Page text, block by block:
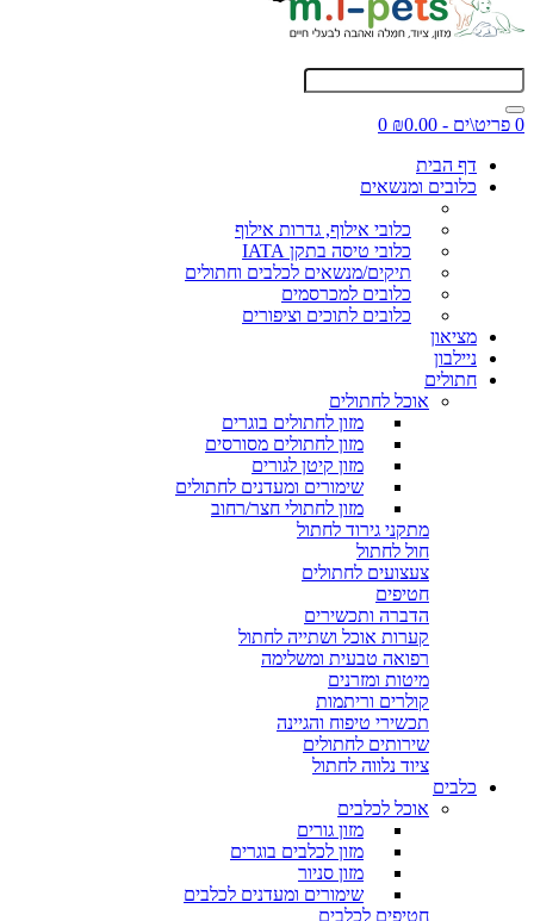
0 פריט\ים - ₪0.00
0
דף הבית
כלובים ומנשאים
כלובי אילוף, גדרות אילוף
כלובי טיסה בתקן IATA
תיקים/מנשאים לכלבים וחתולים
כלובים למכרסמים
כלובים לתוכים וציפורים
מציאון
ניילבון
חתולים
אוכל לחתולים
מזון לחתולים בוגרים
מזון לחתולים מסורסים
מזון קיטן לגורים
שימורים ומעדנים לחתולים
מזון לחתולי חצר/רחוב
מתקני גירוד לחתול
חול לחתול
צעצועים לחתולים
חטיפים
הדברה ותכשירים
קערות אוכל ושתייה לחתול
רפואה טבעית ומשלימה
מיטות ומזרנים
קולרים וריתמות
תכשירי טיפוח והגיינה
שירותים לחתולים
ציוד נלווה לחתול
כלבים
אוכל לכלבים
מזון גורים
מזון לכלבים בוגרים
מזון סניור
שימורים ומעדנים לכלבים
חטיפים לכלבים